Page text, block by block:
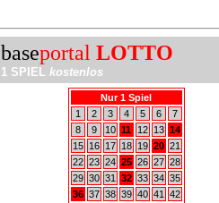
baseportal LOTTO
1 SPIEL kostenlos
Nur 1 Spiel
1
2 3 4 5 6
7
8
9 10 11 12 13 14
15
16 17 18 19 20 21
22 23 24 25 26 27 28
29 30 31 32 33 34 35
36 37 38 39 40 41
42